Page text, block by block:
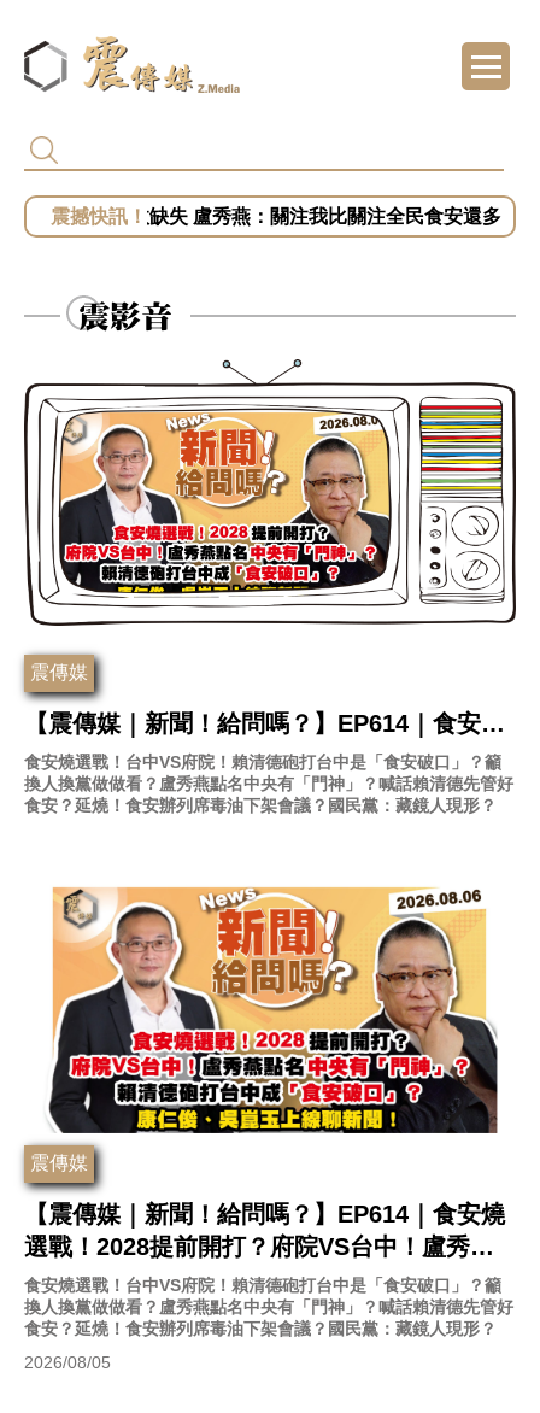
賴清德點名市政缺失 盧秀燕：關注我比關注全民食安還多
小英助攻新北！蔡英文任競總主委？蘇巧慧證
震影音
震傳媒
【震傳媒｜新聞！給問嗎？】EP614｜食安燒
選戰！2028提前開打？府院VS台中！盧秀燕
點名中央有「門神」？賴清德砲打台中成「食
安破口」？康仁俊、吳崑玉上線聊新聞！
食安燒選戰！台中VS府院！賴清德砲打台中是「食安破口」？籲
換人換黨做做看？盧秀燕點名中央有「門神」？喊話賴清德先管好
食安？延燒！食安辦列席毒油下架會議？國民黨：藏鏡人現形？
震傳媒
【震傳媒｜新聞！給問嗎？】EP614｜食安燒
選戰！2028提前開打？府院VS台中！盧秀燕
點名中央有「門神」？賴清德砲打台中成「食
安破口」？康仁俊、吳崑玉上線聊新聞！
食安燒選戰！台中VS府院！賴清德砲打台中是「食安破口」？籲
換人換黨做做看？盧秀燕點名中央有「門神」？喊話賴清德先管好
食安？延燒！食安辦列席毒油下架會議？國民黨：藏鏡人現形？
2026/08/05